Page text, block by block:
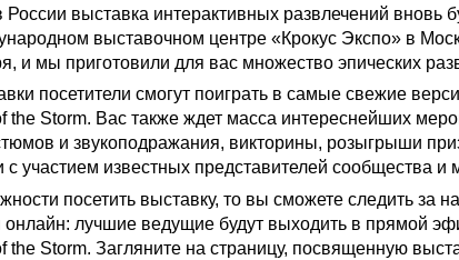
выставка интерактивных развлечений вновь
выставочном центре «Крокус Экспо» в
и мы приготовили для вас множество эпических
посетители смогут поиграть в самые свежие
the Storm. Вас также ждет масса интереснейших
и звукоподражания, викторины, розыгрыши
с участием известных представителей сообщества и
посетить выставку, то вы сможете следить за
лучшие ведущие будут выходить в прямой
the Storm. Загляните на страницу, посвященную